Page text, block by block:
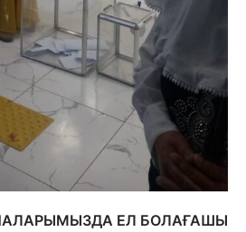
ЕЛ БОЛАҒАШЫ